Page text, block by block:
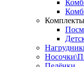
Комплекты